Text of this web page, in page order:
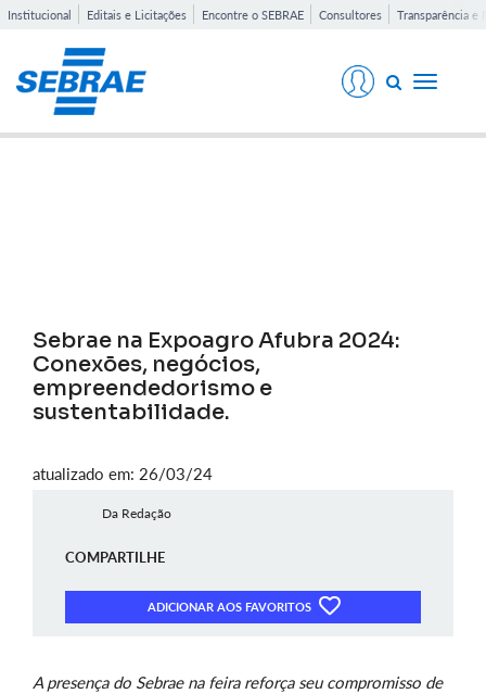
Institucional Editais e Licitações Encontre o SEBRAE Consultores Transparência e
Toggle
Sebrae na Expoagro Afubra 2024:
Conexões, negócios,
empreendedorismo e
sustentabilidade.
atualizado em: 26/03/24
Da Redação
COMPARTILHE
ADICIONAR AOS FAVORITOS
A presença do Sebrae na feira reforça seu compromisso de